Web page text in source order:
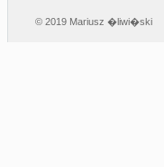
© 2019 Mariusz �liwi�ski